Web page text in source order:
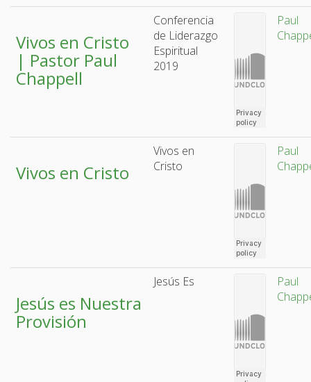
Vivos en Cristo
| Pastor Paul
Chappell
Conferencia
de Liderazgo
Espiritual
2019
Paul
Vivos en Cristo
Vivos en
Cristo
Paul
Jesús es Nuestra
Provisión
Jesús Es
Paul